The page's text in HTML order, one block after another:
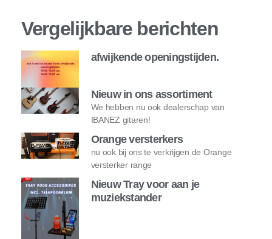
Vergelijkbare berichten
afwijkende openingstijden.
Nieuw in ons assortiment
We hebben nu ook dealerschap van
IBANEZ gitaren!
Orange versterkers
nu ook bij ons te verkrijgen de Orange
versterker range
Nieuw Tray voor aan je
muziekstander